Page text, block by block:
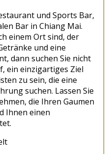
und Sports Bar,
Bar in Chiang Mai.
einem Ort sind, der
und eine
dann suchen Sie nicht
ein einzigartiges Ziel
zu sein, die eine
suchen. Lassen Sie
die Ihren Gaumen
Ihnen einen